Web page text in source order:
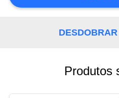
Produtos